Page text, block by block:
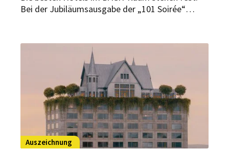
Bei der Jubiläumsausgabe der „101 Soirée“
diesmal mit einer Premiere.
Auszeichnung